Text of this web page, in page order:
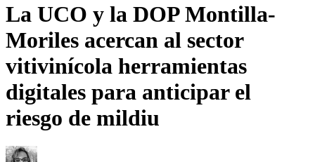
La UCO y la DOP Montilla-
Moriles acercan al sector
vitivinícola herramientas
digitales para anticipar el
riesgo de mildiu